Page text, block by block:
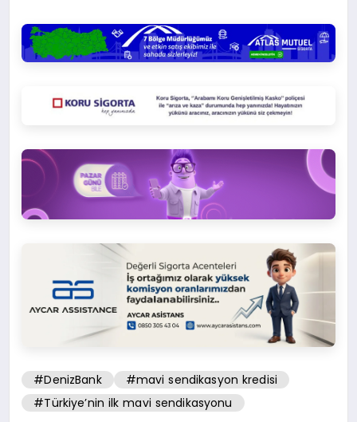
#DenizBank
#mavi sendikasyon kredisi
#Türkiye’nin ilk mavi sendikasyonu